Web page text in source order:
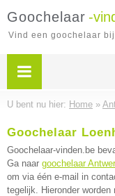
Goochelaar -
Vind een goochelaar
U bent nu hier: Home »
Goochelaar
Goochelaar-vinden.be
Ga naar goochelaar
om via één e-mail in
tegelijk. Hieronder